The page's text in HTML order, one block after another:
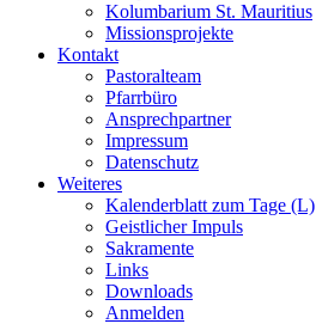
Kolumbarium St. Mauritius
Missionsprojekte
Kontakt
Pastoralteam
Pfarrbüro
Ansprechpartner
Impressum
Datenschutz
Weiteres
Kalenderblatt zum Tage (L)
Geistlicher Impuls
Sakramente
Links
Downloads
Anmelden